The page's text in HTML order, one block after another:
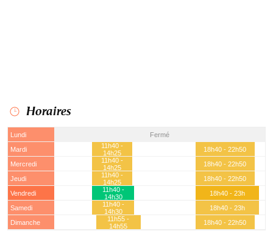
Horaires
Lundi
Fermé
Mardi
11h40 -
14h25
18h40 - 22h50
Mercredi
11h40 -
14h25
18h40 - 22h50
Jeudi
11h40 -
14h25
18h40 - 22h50
Vendredi
11h40 -
14h30
18h40 - 23h
Samedi
11h40 -
14h30
18h40 - 23h
Dimanche
11h55 -
14h55
18h40 - 22h50